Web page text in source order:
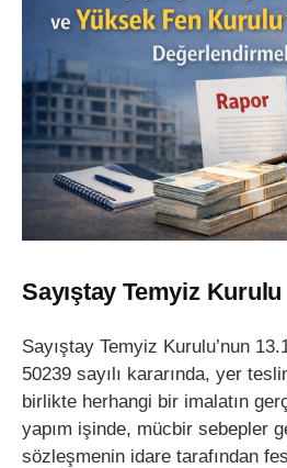
Sayıştay Temyiz Kurulu
Sayıştay Temyiz Kurulu’nun
50239 sayılı kararında, yer
birlikte herhangi bir imalatın
yapım işinde, mücbir sebepler
sözleşmenin idare tarafından